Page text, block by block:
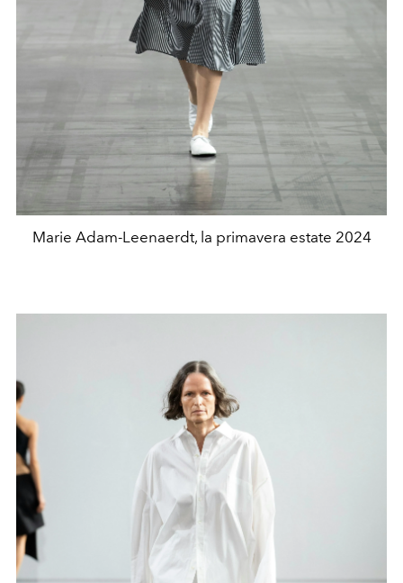
Marie Adam-Leenaerdt, la primavera estate 2024